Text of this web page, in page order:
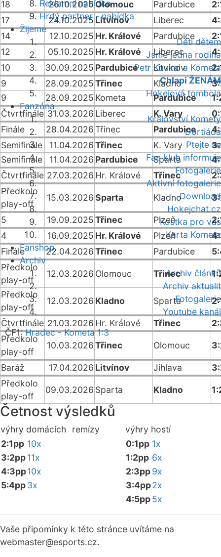
Reklamní nabídka
Hrdý partner - nabídka
Žijeme
Děti dětem
Jsme jedna rodina
Petr Koukal a Kometa
Chlapi ŽENÁM
Hokejová tombola
Fanzóna
Království Komety
Dortiáda
Ptejte se
Fan klub informuje
Fotogalerie
Aktivní fotogalerie
Download
Hokejchat.cz
Kostka pro vás
Karta Kometa
Fanshop
Archiv
Archiv článků
Archiv aktualit
Fotogalerie
Youtube kanál
ČF1:Hradec - Kometa 1:3
18 26.10.2025Olomouc Pardubice
17
24.10.2025 Litvínov Liberec
14
12.10.2025 Hr. Králové Pardubice
12
05.10.2025 Hr. Králové Liberec
10
30.09.2025 Pardubice Litvínov
9
28.09.2025Třinec Kladno
9
28.09.2025 Kometa Pardubice
Čtvrtfinále 31.03.2026 Liberec K. Vary
Finále
28.04.2026Třinec Pardubice
Semifinále
11.04.2026Třinec K. Vary
Semifinále
11.04.2026 Pardubice Sparta
Čtvrtfinále 27.03.2026 Hr. Králové Třinec
Předkolo
play-off
15.03.2026Sparta Kladno
5 19.09.2025Třinec Plzeň
4
16.09.2025 Hr. Králové Plzeň
Finále
22.04.2026Třinec Pardubice
Předkolo
play-off
12.03.2026 Olomouc Třinec
Předkolo
play-off
12.03.2026 Kladno Sparta
Čtvrtfinále 21.03.2026 Hr. Králové Třinec
Předkolo
play-off
10.03.2026Třinec Olomouc
Baráž 17.04.2026 Litvínov Jihlava
Předkolo
play-off
09.03.2026 Sparta Kladno
Četnost výsledků
výhry domácích remízy výhry hostí
2:1pp 10x
3:2pp11x
4:3pp10x
5:4pp3x
0:1pp 1x
1:2pp 6x
2:3pp9x
3:4pp2x
4:5pp5x
Vaše připomínky k této stránce uvítáme na
webmaster@esports.cz.